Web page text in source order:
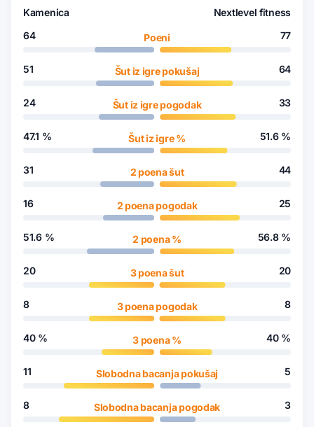
Kamenica
Nextlevel fitness
64
51
24
47.1 %
31
16
51.6 %
20
8
40 %
11
8
Poeni
Šut iz igre pokušaj
Šut iz igre pogodak
Šut iz igre %
2 poena šut
2 poena pogodak
2 poena %
3 poena šut
3 poena pogodak
3 poena %
Slobodna bacanja pokušaj
Slobodna bacanja pogodak
77
64
33
51.6 %
44
25
56.8 %
20
8
40 %
5
3